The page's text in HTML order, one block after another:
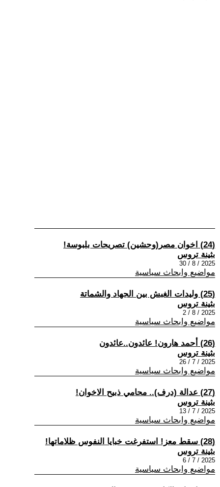
(24) اخوان مصر(وحشين) تصريحات بلبوسة!
بثينة تروس
2025 / 8 / 30
مواضيع وابحاث سياسية
(25) وليدات الغبش بين الجهاد والشماتة
بثينة تروس
2025 / 8 / 2
مواضيع وابحاث سياسية
(26) أحمد هارون! عائدون..عائدون
بثينة تروس
2025 / 7 / 26
مواضيع وابحاث سياسية
(27) عدالة (درف).. محامي ذبيح الاخوان!
بثينة تروس
2025 / 7 / 13
مواضيع وابحاث سياسية
(28) سقط معز! استفرغت خبايا النفوس ظلاماتها!
بثينة تروس
2025 / 7 / 6
مواضيع وابحاث سياسية